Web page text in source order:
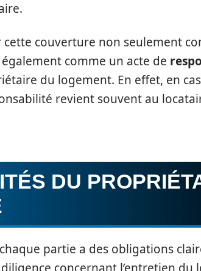
cette couverture non seulement
comme un acte de
du logement. En effet, en
revient souvent au
DU
partie a des obligations